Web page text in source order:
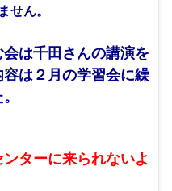
せん。
は千田さんの講演を
容は２月の学習会に繰
ターに来られないよ